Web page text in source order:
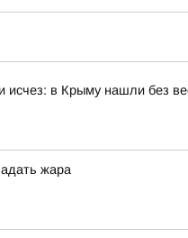
в Крыму нашли без
жара